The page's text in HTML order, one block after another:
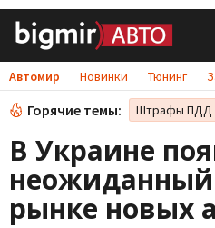
Автомир Новинки Тюнинг
Горячие темы: Штрафы ПДД
В Украине
рынке новых